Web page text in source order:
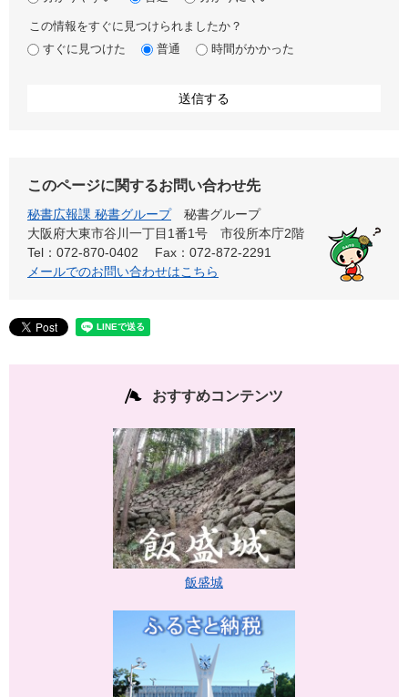
この情報をすぐに見つけられましたか？
すぐに見つけた
普通 時間がかかった
このページに関するお問い合わせ先
秘書広報課 秘書グループ
秘書グループ
大阪府大東市谷川一丁目1番1号 市役所本庁2階
Tel：072-870-0402
Fax：072-872-2291
メールでのお問い合わせはこちら
おすすめコンテンツ
飯盛城